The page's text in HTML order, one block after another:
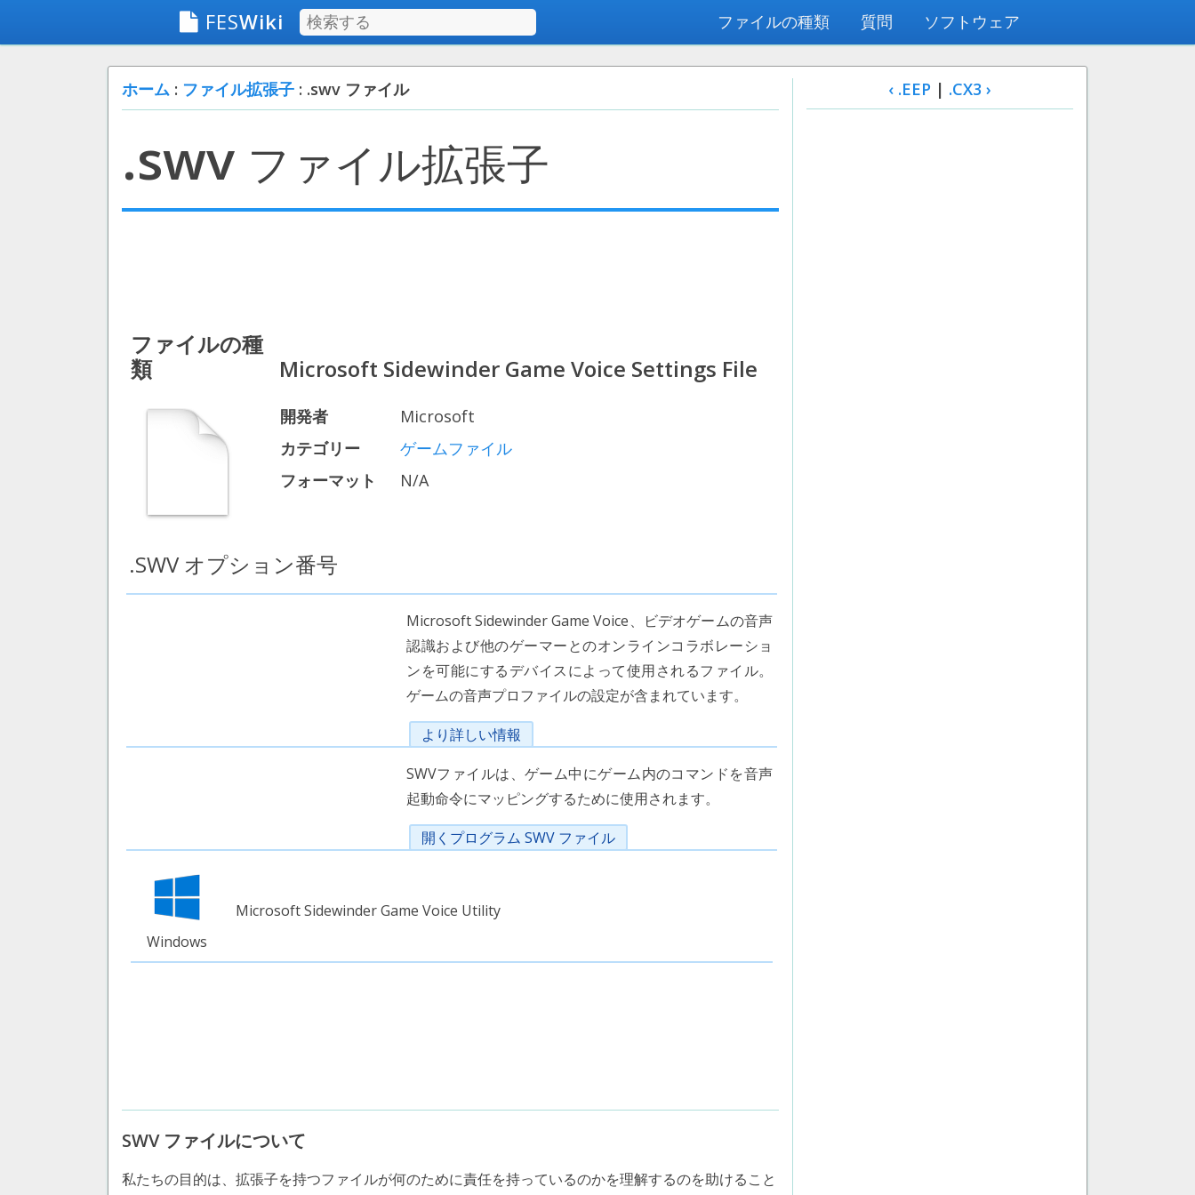
FESWiki ファイルの種類 質問 ソフトウェア
ホーム : ファイル拡張子 : .swv ファイル
.swv ファイル拡張子
ファイルの種
類
Microsoft Sidewinder Game Voice Settings File
開発者
Microsoft
カテゴリー
ゲームファイル
フォーマット
N/A
.SWV オプション番号
Microsoft Sidewinder Game Voice、ビデオゲームの音声
認識および他のゲーマーとのオンラインコラボレーショ
ンを可能にするデバイスによって使用されるファイル。
ゲームの音声プロファイルの設定が含まれています。
より詳しい情報
SWVファイルは、ゲーム中にゲーム内のコマンドを音声
起動命令にマッピングするために使用されます。
開くプログラム SWV ファイル
Windows
Microsoft Sidewinder Game Voice Utility
SWV ファイルについて
私たちの目的は、拡張子を持つファイルが何のために責任を持っているのかを理解するのを助けること
‹ .EEP | .CX3 ›